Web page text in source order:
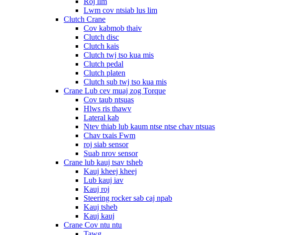
Lwm cov ntsiab lus lim
Clutch Crane
Cov kabmob thaiv
Clutch disc
Clutch kais
Clutch twj tso kua mis
Clutch pedal
Clutch platen
Clutch sub twj tso kua mis
Crane Lub cev muaj zog Torque
Cov taub ntsuas
Hlws ris thawv
Lateral kab
Ntev thiab lub kaum ntse ntse chav ntsuas
Chav txais Fwm
roj siab sensor
Suab nrov sensor
Crane lub kauj tsav tsheb
Kauj kheej kheej
Lub kauj iav
Kauj roj
Steering rocker sab caj npab
Kauj tsheb
Kauj kauj
Crane Cov ntu ntu